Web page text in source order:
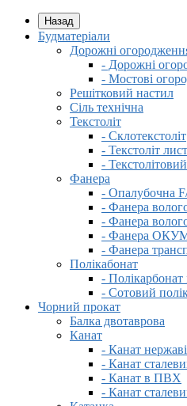
Назад
Будматеріали
Дорожні
- Дорожні
- Мостові
Решітковий настил
Сіль технічна
Текстоліт
- Склотекстоліт
- Текстоліт
-
Фанера
- Опалубочна
- Фанера
- Фанера
- Фанера
- Фанера
Полікабонат
-
- Сотовий
Чорний прокат
Балка двотаврова
Канат
- Канат
- Канат
- Канат в ПВХ
- Канат